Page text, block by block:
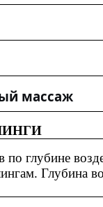
массаж
глубине
Глубина